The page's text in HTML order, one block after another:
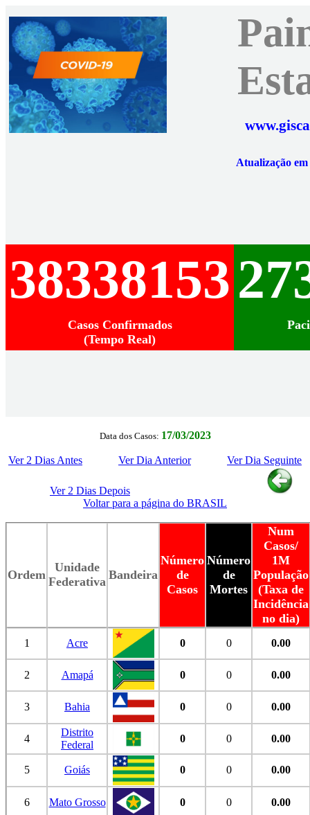
Atualização
38338153
Casos Confirmados
(Tempo Real)
Data dos Casos: 17/03/2023
Ver 2 Dias Antes Ver Dia Anterior Ver Dia Seguinte
Ver 2 Dias Depois
Voltar para a página do BRASIL
Ordem
Unidade
Federativa Bandeira
Número
de
Casos
Número
de
Mortes
Num
Casos/
1M
População
(Taxa de
Incidência
no dia)
1 Acre 0 0 0.00
2 Amapá 0 0 0.00
3 Bahia 0 0 0.00
4
Distrito
Federal
0 0 0.00
5 Goiás 0 0 0.00
6 Mato Grosso 0 0 0.00